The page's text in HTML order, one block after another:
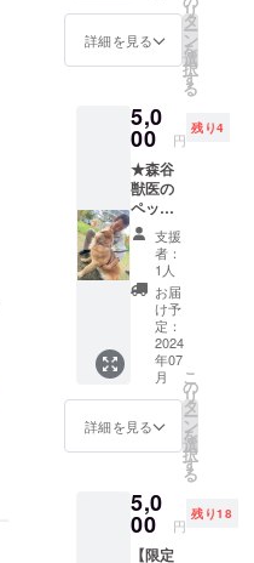
ストレ
スの解
金のか
からな
い、本
質に基
づいた
解消法
を学ぶ
ことが
できま
す。5万
部のベ
ストセ
ラー
「億万
長者が
たどり
つく心
磨く１
１の
レッス
23歳で
脳卒中
になる
も、そ
を活か
し、30
歳で理
学療法
士にな
る。 障
がいが
あっ
たっ
て、な
くたっ
て、人
生は⼀
度き
り。 み
んな等
しく笑
る。 と
いうこ
とです
詳細を見る
リ
タ
ー
ン
を
選
択
す
る
5,0
00 円
残り4
★森谷
獣医の
ペット
何でも
お悩み
相談★
【限
定】５
施日】
後日、
先生と
日程調
整（6月
頃）
【内
生と
Zoomに
てマン
ツーマ
支援
者：
1人
お届
け予
定：
2024
年07
月
詳細を見る
こ
の
リ
タ
ー
ン
を
選
択
す
る
5,0
00 円
残り18
【限定